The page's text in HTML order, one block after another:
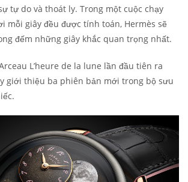
tự do và thoát ly. Trong một cuộc chạy
mỗi giây đều được tính toán, Hermès sẽ
đếm những giây khắc quan trọng nhất.
L’heure de la lune lần đầu tiên ra
giới thiệu ba phiên bản mới trong bộ sưu